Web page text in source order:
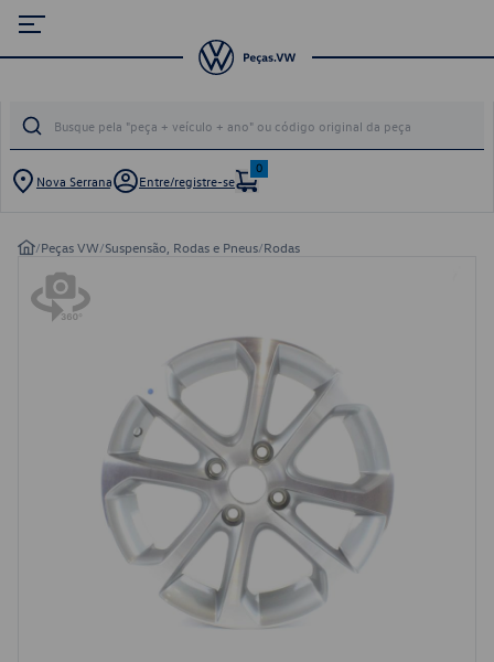
Nova Serrana Entre/registre-se
0
/Peças VW/Suspensão, Rodas e Pneus/Rodas